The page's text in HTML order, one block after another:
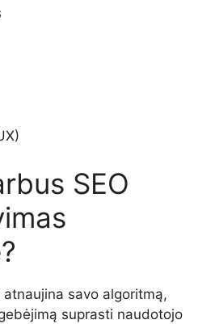
SEO
atnaujina savo algoritmą,
suprasti naudotojo